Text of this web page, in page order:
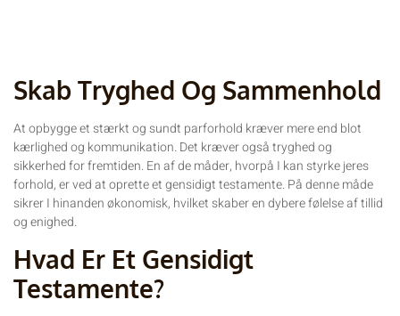
Skab Tryghed Og Sammenhold
At opbygge et stærkt og sundt parforhold kræver mere end blot
kærlighed og kommunikation. Det kræver også tryghed og
sikkerhed for fremtiden. En af de måder, hvorpå I kan styrke jeres
forhold, er ved at oprette et gensidigt testamente. På denne måde
sikrer I hinanden økonomisk, hvilket skaber en dybere følelse af tillid
og enighed.
Hvad Er Et Gensidigt
Testamente?